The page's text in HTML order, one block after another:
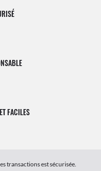
FACILES
transactions est sécurisée.